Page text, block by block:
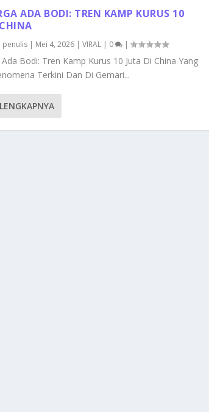
ADA BODI: TREN KAMP KURUS 10
penulis | Mei 4, 2026 |VIRAL | 0 |
Bodi: Tren Kamp Kurus 10 Juta Di China Yang
Terkini Dan Di Gemari...